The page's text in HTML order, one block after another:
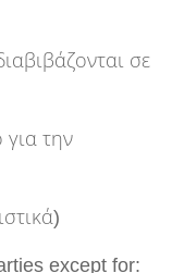
σε
την
except for: